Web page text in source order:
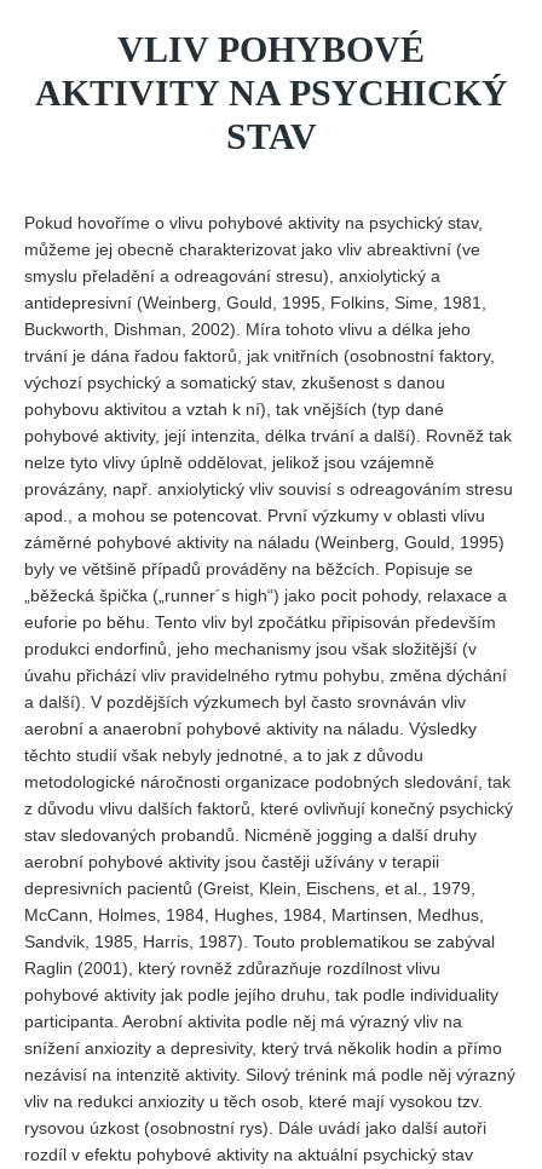
VLIV POHYBOVÉ
AKTIVITY NA PSYCHICKÝ
STAV
Pokud hovoříme o vlivu pohybové aktivity na psychický stav,
můžeme jej obecně charakterizovat jako vliv abreaktivní (ve
smyslu přeladění a odreagování stresu), anxiolytický a
antidepresivní (Weinberg, Gould, 1995, Folkins, Sime, 1981,
Buckworth, Dishman, 2002). Míra tohoto vlivu a délka jeho
trvání je dána řadou faktorů, jak vnitřních (osobnostní faktory,
výchozí psychický a somatický stav, zkušenost s danou
pohybovu aktivitou a vztah k ní), tak vnějších (typ dané
pohybové aktivity, její intenzita, délka trvání a další). Rovněž tak
nelze tyto vlivy úplně oddělovat, jelikož jsou vzájemně
provázány, např. anxiolytický vliv souvisí s odreagováním stresu
apod., a mohou se potencovat. První výzkumy v oblasti vlivu
záměrné pohybové aktivity na náladu (Weinberg, Gould, 1995)
byly ve většině případů prováděny na běžcích. Popisuje se
„běžecká špička („runner´s high“) jako pocit pohody, relaxace a
euforie po běhu. Tento vliv byl zpočátku připisován především
produkci endorfinů, jeho mechanismy jsou však složitější (v
úvahu přichází vliv pravidelného rytmu pohybu, změna dýchání
a další). V pozdějších výzkumech byl často srovnáván vliv
aerobní a anaerobní pohybové aktivity na náladu. Výsledky
těchto studií však nebyly jednotné, a to jak z důvodu
metodologické náročnosti organizace podobných sledování, tak
z důvodu vlivu dalších faktorů, které ovlivňují konečný psychický
stav sledovaných probandů. Nicméně jogging a další druhy
aerobní pohybové aktivity jsou častěji užívány v terapii
depresivních pacientů (Greist, Klein, Eischens, et al., 1979,
McCann, Holmes, 1984, Hughes, 1984, Martinsen, Medhus,
Sandvik, 1985, Harris, 1987). Touto problematikou se zabýval
Raglin (2001), který rovněž zdůrazňuje rozdílnost vlivu
pohybové aktivity jak podle jejího druhu, tak podle individuality
participanta. Aerobní aktivita podle něj má výrazný vliv na
snížení anxiozity a depresivity, který trvá několik hodin a přímo
nezávisí na intenzitě aktivity. Silový trénink má podle něj výrazný
vliv na redukci anxiozity u těch osob, které mají vysokou tzv.
rysovou úzkost (osobnostní rys). Dále uvádí jako další autoři
rozdíl v efektu pohybové aktivity na aktuální psychický stav